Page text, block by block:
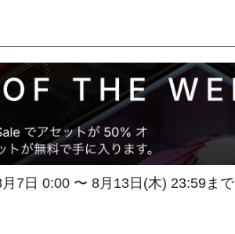
7日 0:00 〜 8月13日(木) 23:59まで